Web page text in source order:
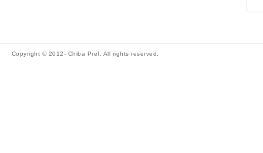
Copyright © 2012- Chiba Pref. All rights reserved.